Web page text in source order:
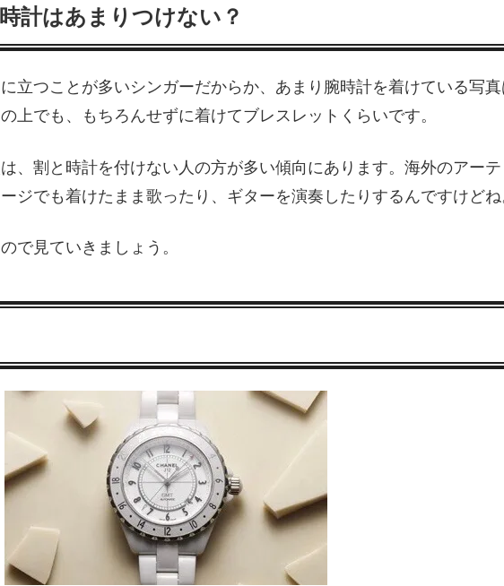
計はあまりつけない？
立つことが多いシンガーだからか、あまり腕時計を着けている写真
上でも、もちろんせずに着けてブレスレットくらいです。
、割と時計を付けない人の方が多い傾向にあります。海外のアーテ
ジでも着けたまま歌ったり、ギターを演奏したりするんですけどね
で見ていきましょう。